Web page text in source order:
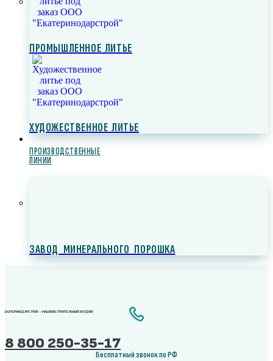
ПРОМЫШЛЕННОЕ ЛИТЬЕ
ХУДОЖЕСТВЕННОЕ ЛИТЬЕ
ПРОИЗВОДСТВЕННЫЕ
ЛИНИИ
ЗАВОД МИНЕРАЛЬНОГО ПОРОШКА
ЕКАТЕРИНОДАРСТРОЙ — МАШИНОСТРОИТЕЛЬНЫЙ ХОЛДИНГ
8 800 250-35-17
Бесплатный звонок по РФ